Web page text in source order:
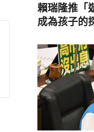
賴瑞隆推「
成為孩子的